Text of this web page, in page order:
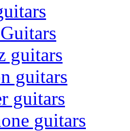
guitars
guitars
guitars
guitars